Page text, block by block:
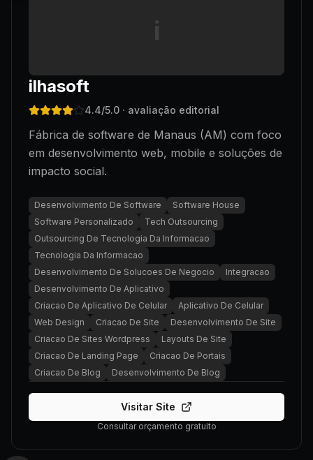
i
ilhasoft
4.4/5.0 · avaliação editorial
Fábrica de software de Manaus (AM) com foco
em desenvolvimento web, mobile e soluções de
impacto social.
Desenvolvimento De Software
Software House
Software Personalizado
Tech Outsourcing
Outsourcing De Tecnologia Da Informacao
Tecnologia Da Informacao
Desenvolvimento De Solucoes De Negocio
Integracao
Desenvolvimento De Aplicativo
Criacao De Aplicativo De Celular
Aplicativo De Celular
Web Design
Criacao De Site
Desenvolvimento De Site
Criacao De Sites Wordpress
Layouts De Site
Criacao De Landing Page
Criacao De Portais
Criacao De Blog
Desenvolvimento De Blog
Visitar Site
Consultar orçamento gratuito